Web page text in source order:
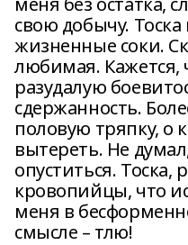
свою добычу.
жизненные соки.
любимая. Кажется,
разудалую
сдержанность.
половую тряпку, о
вытереть. Не
опуститься.
кровопийцы, что
меня в
смысле – тлю!